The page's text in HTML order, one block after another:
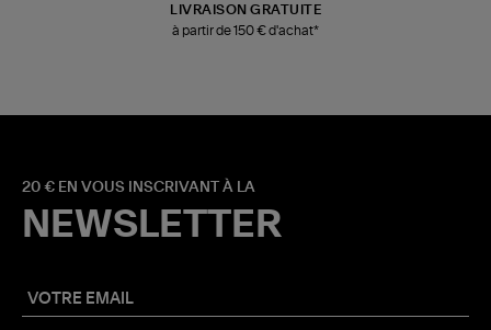
LIVRAISON GRATUITE
à partir de 150 € d'achat*
20 € EN VOUS INSCRIVANT À LA
NEWSLETTER